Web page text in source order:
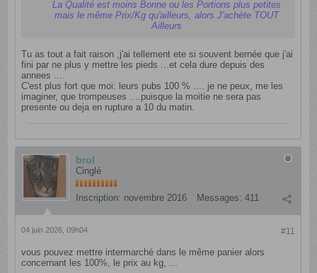
La Qualité est moins Bonne ou les Portions plus petites
mais le même Prix/Kg qu'ailleurs, alors J'achète TOUT
Ailleurs
Tu as tout a fait raison ,j'ai tellement ete si souvent bernée que j'ai
fini par ne plus y mettre les pieds ...et cela dure depuis des
annees ....
C'est plus fort que moi: leurs pubs 100 % .... je ne peux, me les
imaginer, que trompeuses ....puisque la moitie ne sera pas
presente ou deja en rupture a 10 du matin.
brol
Cinglé
Inscription: novembre 2016 Messages: 411
#11
04 juin 2026, 09h04
vous pouvez mettre intermarché dans le même panier alors
concernant les 100%, le prix au kg, ...